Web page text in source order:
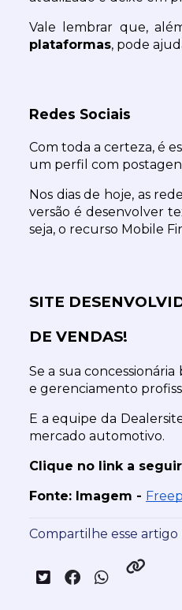
Vale lembrar que,
plataformas, pode
Redes Sociais
Com toda a certeza, é
um perfil com
Nos dias de hoje, as
versão é desenvolver
seja, o recurso Mobile
SITE
DE VENDAS!
Se a sua
e gerenciamento
E a equipe da
mercado automotivo.
Clique no link a
Fonte: Imagem -
Compartilhe esse artigo